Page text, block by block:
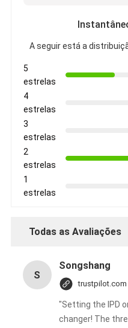
A seguir está a
5
estrelas
4
estrelas
3
estrelas
2
estrelas
1
estrelas
Todas as Avaliações
S
Songshang
trustpilot.com
"Setting the IPD
changer! The